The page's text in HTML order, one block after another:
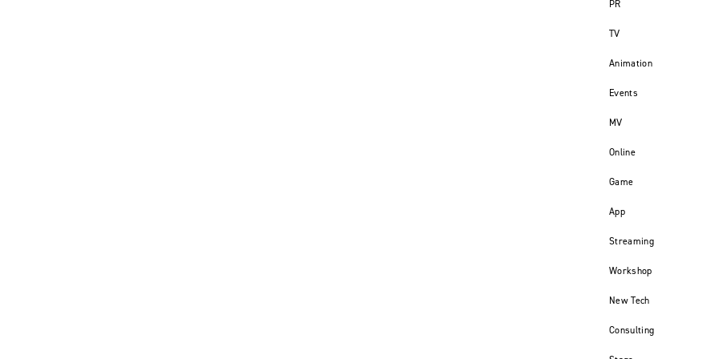
PR
TV
Animation
Events
MV
Online
Game
App
Streaming
Workshop
New Tech
Consulting